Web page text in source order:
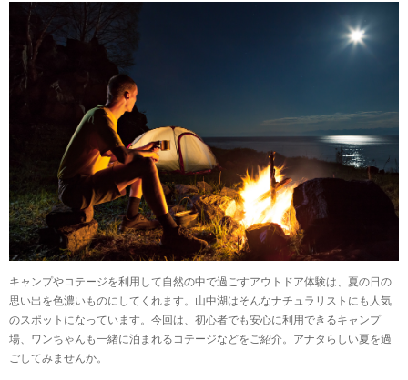
キャンプやコテージを利用して自然の中で過ごすアウトドア体験は、夏の日の
思い出を色濃いものにしてくれます。山中湖はそんなナチュラリストにも人気
のスポットになっています。今回は、初心者でも安心に利用できるキャンプ
場、ワンちゃんも一緒に泊まれるコテージなどをご紹介。アナタらしい夏を過
ごしてみませんか。